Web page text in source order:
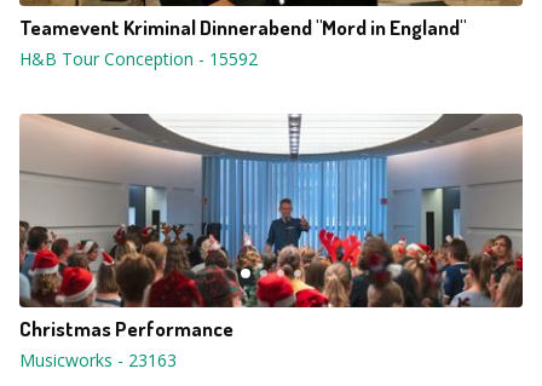
Teamevent Kriminal Dinnerabend "Mord in England"
H&B Tour Conception - 15592
Christmas Performance
Musicworks - 23163